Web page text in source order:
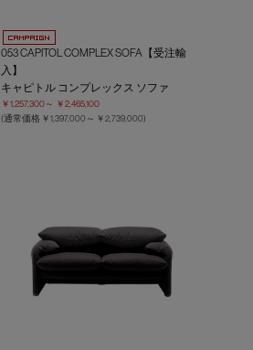
053 CAPITOL COMPLEX SOFA【受注輸
入】
キャピトル コンプレックス ソファ
￥1,257,300～ ￥2,465,100
(通常価格 ￥1,397,000～ ￥2,739,000)